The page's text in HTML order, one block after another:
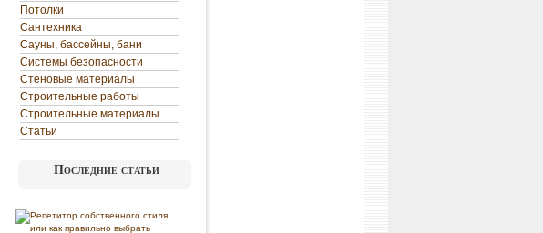
Потолки
Сантехника
Сауны, бассейны, бани
Системы безопасности
Стеновые материалы
Строительные работы
Строительные материалы
Статьи
Последние статьи